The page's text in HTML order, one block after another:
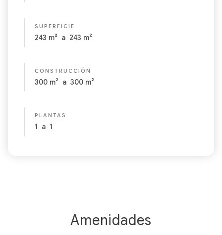
SUPERFICIE
243 m² a 243 m²
CONSTRUCCIÓN
300 m² a 300 m²
PLANTAS
1 a 1
Amenidades